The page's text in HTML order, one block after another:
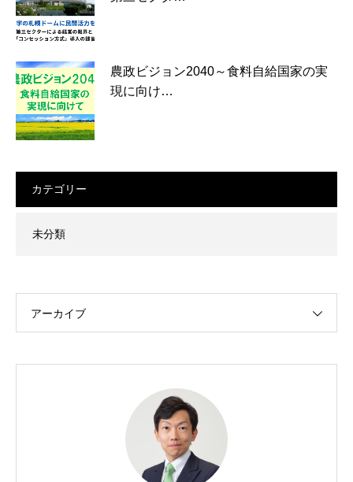
農政ビジョン2040～食料自給国家の実
現に向け…
カテゴリー
未分類
アーカイブ